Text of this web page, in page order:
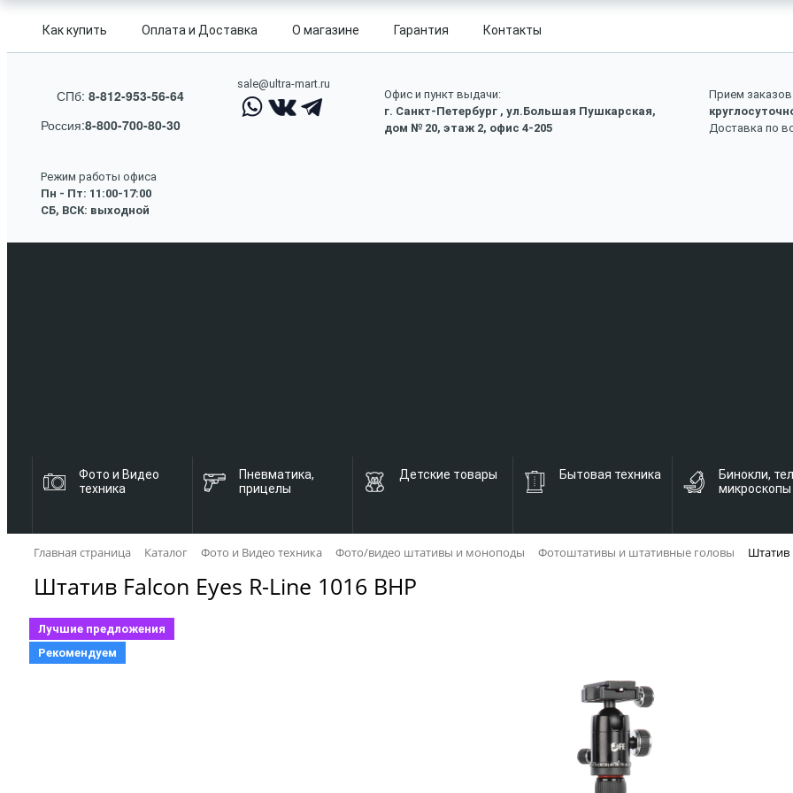
Как купить Оплата и Доставка О магазине Гарантия Контакты
СПб: 8-812-953-56-64
Россия:8-800-700-80-30
sale@ultra-mart.ru
Офис и пункт выдачи:
г. Санкт-Петербург , ул.Большая Пушкарская,
дом № 20, этаж 2, офис 4-205
Прием заказов
Доставка по
Режим работы офиса
Пн - Пт: 11:00-17:00
СБ, ВСК: выходной
Фото и Видео
техника
Пневматика,
прицелы
Детские товары Бытовая техника
Бинокли,
микроскопы
Главная страница Каталог Фото и Видео техника Фото/видео штативы и моноподы Фотоштативы и штативные головы Штатив
Штатив Falcon Eyes R-Line 1016 BHP
Лучшие предложения
Рекомендуем